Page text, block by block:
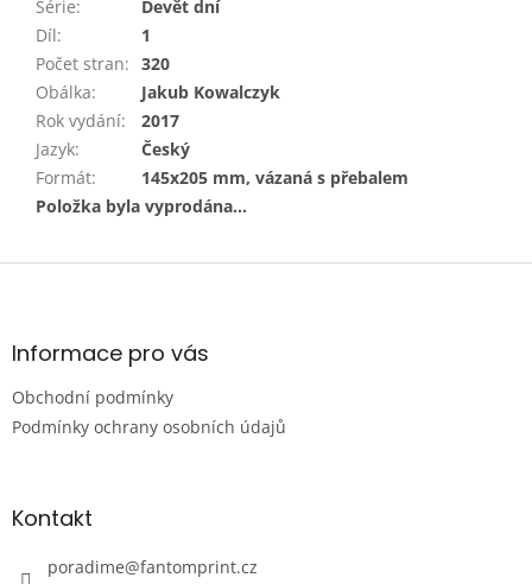
Série:
Devět dní
Díl:
1
Počet stran: 320
Obálka:
Jakub Kowalczyk
Rok vydání:
2017
Jazyk:
Český
Formát:
145x205 mm, vázaná s přebalem
Položka byla vyprodána…
Z
aInformace pro vás
Obchodní podmínky
Podmínky ochrany osobních údajů
Kontakt
poradime@fantomprint.cz